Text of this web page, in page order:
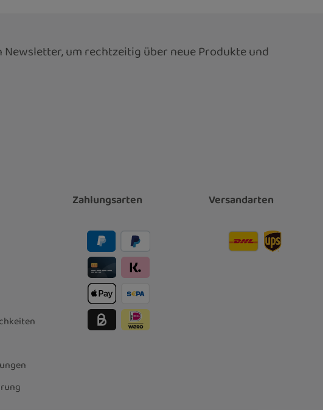
um rechtzeitig über neue Produkte und
Zahlungsarten Versandarten